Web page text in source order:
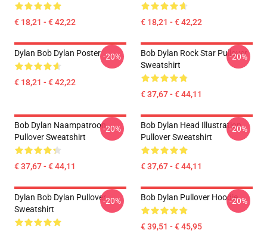
€ 18,21 - € 42,22 € 18,21 - € 42,22
Dylan Bob Dylan Poster
€ 18,21 - € 42,22
-20%
Bob Dylan Rock Star Pullover
Sweatshirt
€ 37,67 - € 44,11
-20%
Bob Dylan Naampatroon
Pullover Sweatshirt
€ 37,67 - € 44,11
-20%
Bob Dylan Head Illustration
Pullover Sweatshirt
€ 37,67 - € 44,11
-20%
Dylan Bob Dylan Pullover
Sweatshirt
-20% Bob Dylan Pullover Hoodie
€ 39,51 - € 45,95
-20%